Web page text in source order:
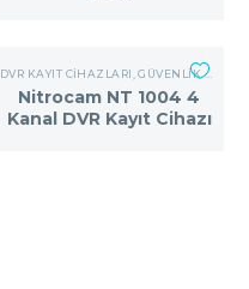
DVR KAYIT CIHAZLARI ,GÜVENLIK KAMERA SISTEMLERI
Nitrocam NT 1004 4
Kanal DVR Kayıt Cihazı